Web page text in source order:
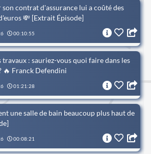
contrat d'assurance lui a coûté des
💸 [Extrait Épisode]
00:10:55
travaux : sauriez-vous quoi faire dans les
🔥 Franck Defendini
01:21:28
une salle de bain beaucoup plus haut de
00:08:21